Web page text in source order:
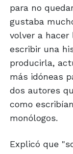
para no
gustaba
volver a hacer
escribir una
producirla,
más idóneas
dos autores
como
monólogos.
Explicó que